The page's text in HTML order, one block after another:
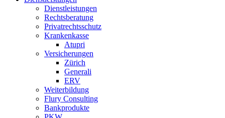
Dienstleistungen
Rechtsberatung
Privatrechtsschutz
Krankenkasse
Atupri
Versicherungen
Zürich
Generali
ERV
Weiterbildung
Flury Consulting
Bankprodukte